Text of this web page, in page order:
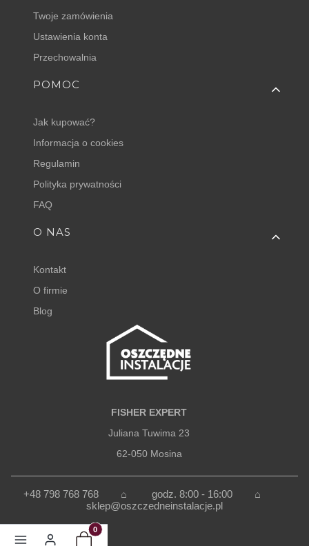
Twoje zamówienia
Ustawienia konta
Przechowalnia
POMOC
Jak kupować?
Informacja o cookies
Regulamin
Polityka prywatności
FAQ
O NAS
Kontakt
O firmie
Blog
FISHER EXPERT
Juliana Tuwima 23
62-050 Mosina
+48 798 768 768 ⌂ godz. 8:00 - 16:00 ⌂
sklep@oszczedneinstalacje.pl
Produkty w koszyku: 0. Zobacz szczegóły